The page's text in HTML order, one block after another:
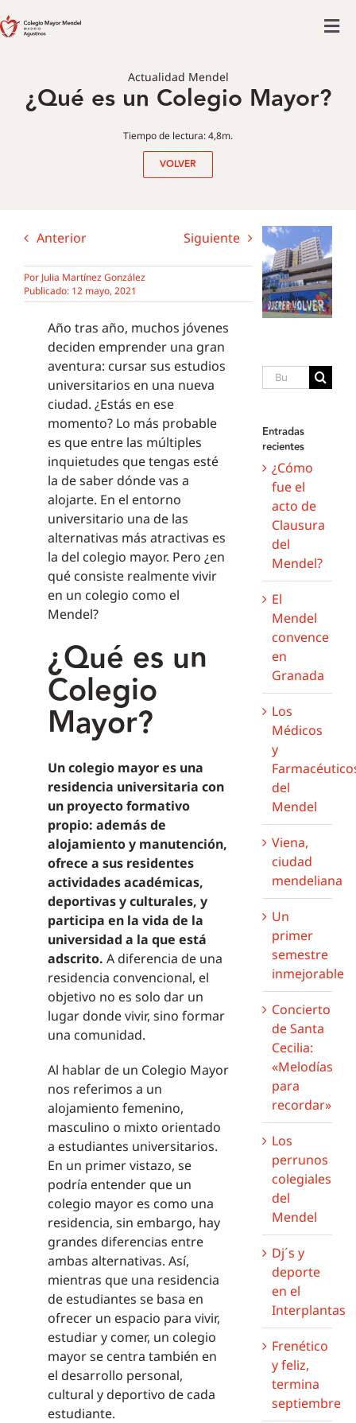
al
Actividades
Actualidad Mendel
¿Qué es un Colegio Mayor?
Tiempo de lectura: 4,8m.
VOLVER
Anterior Siguiente
Por Julia Martínez González
Publicado: 12 mayo, 2021
Año tras año, muchos jóvenes
deciden emprender una gran
aventura: cursar sus estudios
universitarios en una nueva
ciudad. ¿Estás en ese
momento? Lo más probable
es que entre las múltiples
inquietudes que tengas esté
la de saber dónde vas a
alojarte. En el entorno
universitario una de las
alternativas más atractivas es
la del colegio mayor. Pero ¿en
qué consiste realmente vivir
en un colegio como el
Mendel?
¿Qué es un
Colegio
Mayor?
Un colegio mayor es una
residencia universitaria con
un proyecto formativo
propio: además de
alojamiento y manutención,
ofrece a sus residentes
actividades académicas,
deportivas y culturales, y
participa en la vida de la
universidad a la que está
adscrito. A diferencia de una
residencia convencional, el
objetivo no es solo dar un
lugar donde vivir, sino formar
una comunidad.
Al hablar de un Colegio Mayor
nos referimos a un
alojamiento femenino,
masculino o mixto orientado
a estudiantes universitarios.
En un primer vistazo, se
podría entender que un
colegio mayor es como una
residencia, sin embargo, hay
grandes diferencias entre
ambas alternativas. Así,
mientras que una residencia
de estudiantes se basa en
ofrecer un espacio para vivir,
estudiar y comer, un colegio
mayor se centra también en
el desarrollo personal,
cultural y deportivo de cada
estudiante.
Buscar:
Entradas
recientes
¿Cómo
fue el
acto de
Clausura
del
Mendel?
El
Mendel
convence
en
Granada
Los
Médicos
y
del
Mendel
Viena,
ciudad
mendeliana
Un
primer
semestre
inmejorable
Concierto
de Santa
Cecilia:
«Melodías
para
recordar»
Los
perrunos
colegiales
del
Mendel
Dj´s y
deporte
en el
Interplantas
Frenético
y feliz,
termina
septiembre